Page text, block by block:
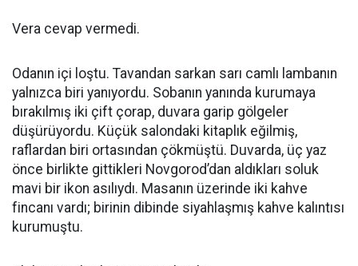
Vera cevap vermedi.
Odanın içi loştu. Tavandan sarkan sarı camlı lambanın
yalnızca biri yanıyordu. Sobanın yanında kurumaya
bırakılmış iki çift çorap, duvara garip gölgeler
düşürüyordu. Küçük salondaki kitaplık eğilmiş,
raflardan biri ortasından çökmüştü. Duvarda, üç yaz
önce birlikte gittikleri Novgorod’dan aldıkları soluk
mavi bir ikon asılıydı. Masanın üzerinde iki kahve
fincanı vardı; birinin dibinde siyahlaşmış kahve kalıntısı
kurumuştu.